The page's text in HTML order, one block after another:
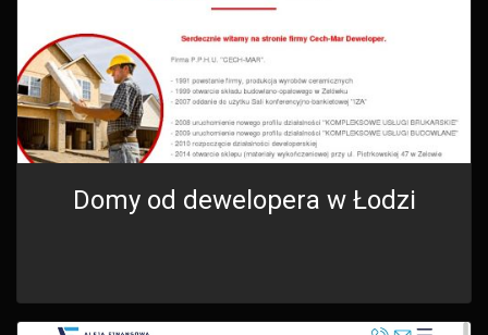
Domy od dewelopera w Łodzi